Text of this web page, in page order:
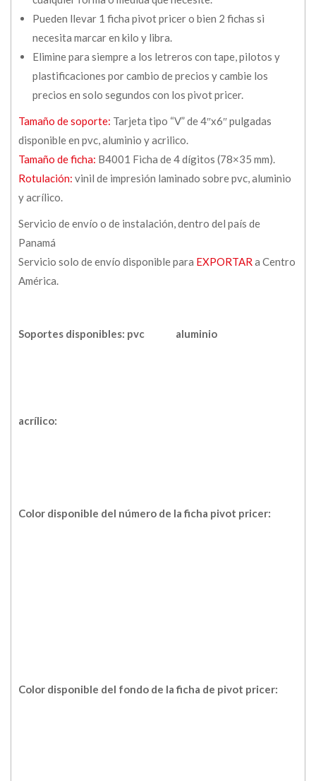
Pueden llevar 1 ficha pivot pricer o bien 2 fichas si
necesita marcar en kilo y libra.
Elimine para siempre a los letreros con tape, pilotos y
plastificaciones por cambio de precios y cambie los
precios en solo segundos con los pivot pricer.
Tamaño de soporte: Tarjeta tipo “V” de 4″x6″ pulgadas
disponible en pvc, aluminio y acrilico.
Tamaño de ficha: B4001 Ficha de 4 dígitos (78×35 mm).
Rotulación: vinil de impresión laminado sobre pvc, aluminio
y acrílico.
Servicio de envío o de instalación, dentro del país de
Panamá
Servicio solo de envío disponible para EXPORTAR a Centro
América.
Soportes disponibles: pvc aluminio
acrílico:
Color disponible del número de la ficha pivot pricer:
Color disponible del fondo de la ficha de pivot pricer: